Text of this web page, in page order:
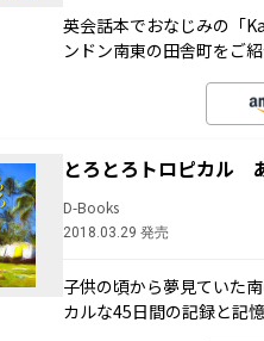
英会話本でおなじみの「
ンドン南東の田舎町をご紹
とろとろトロピカル
D-Books
2018.03.29 発売
子供の頃から夢見ていた
カルな45日間の記録と記憶